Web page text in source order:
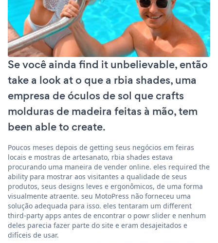
Se você ainda find it unbelievable, então
take a look at o que a rbia shades, uma
empresa de óculos de sol que crafts
molduras de madeira feitas à mão, tem
been able to create.
Poucos meses depois de getting seus negócios em feiras
locais e mostras de artesanato, rbia shades estava
procurando uma maneira de vender online. eles required the
ability para mostrar aos visitantes a qualidade de seus
produtos, seus designs leves e ergonômicos, de uma forma
visualmente atraente. seu MotoPress não forneceu uma
solução adequada para isso. eles tentaram um different
third-party apps antes de encontrar o powr slider e nenhum
deles parecia fazer parte do site e eram desajeitados e
difíceis de usar.